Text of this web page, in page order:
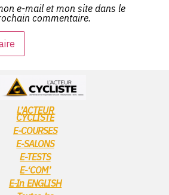
e-mail et mon site dans le
commentaire.
L’ACTEUR
CYCLISTE
E-COURSES
E-SALONS
E-TESTS
E-‘COM’
E-In ENGLISH